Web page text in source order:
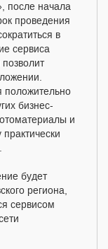
после начала
проведения
в
сервиса
положительно
бизнес-
и
будет
региона,
сервисом